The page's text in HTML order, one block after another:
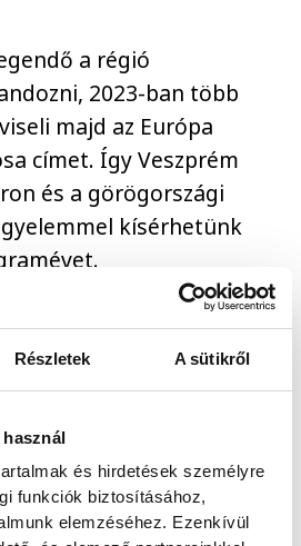
Részletek A sütikről
és hirdetések személyre
funkciók biztosításához,
elemzéséhez. Ezenkívül
a régió
2023-ban több
majd az Európa
címet. Így Veszprém
és a görögországi
kísérhetünk
sikeres rendezvényt,
magunk mögött
településével is,
együtt mind-mind
Európa
címet.